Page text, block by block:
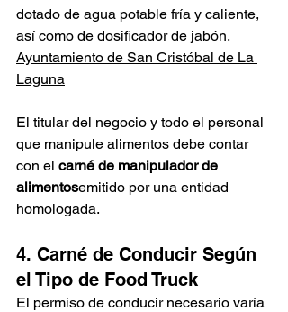
dotado de agua potable fría y caliente,
así como de dosificador de jabón.
Ayuntamiento de San Cristóbal de La
Laguna
El titular del negocio y todo el personal
que manipule alimentos debe contar
con el carné de manipulador de
alimentosemitido por una entidad
homologada.
4. Carné de Conducir Según
el Tipo de Food Truck
El permiso de conducir necesario varía